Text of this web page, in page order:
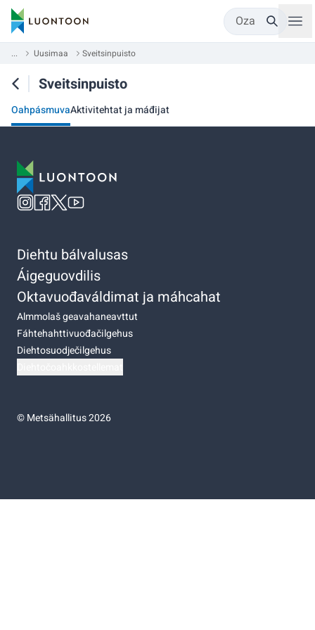
Oza
... Uusimaa Sveitsinpuisto
Sveitsinpuisto
OahpásmuvaAktivitehtat ja máđijat
Diehtu bálvalusas
Áigeguovdilis
Oktavuođaváldimat ja máhcahat
Almmolaš geavahaneavttut
Fáhtehahttivuođačilgehus
Diehtosuodječilgehus
©Metsähallitus 2026